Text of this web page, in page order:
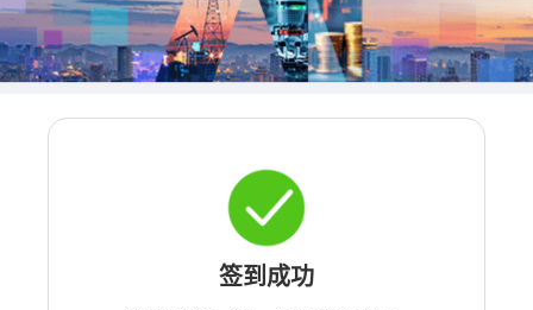
签到成功